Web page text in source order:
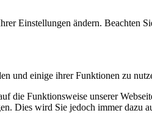
Einstellungen ändern. Beachten
und einige ihrer Funktionen zu
Funktionsweise unserer
Dies wird Sie jedoch immer dazu